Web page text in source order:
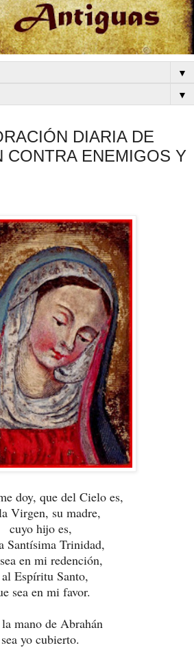
▼
▼
DIARIA DE
CONTRA ENEMIGOS Y
doy, que del Cielo es,
Virgen, su madre,
cuyo hijo es,
Santísima Trinidad,
en mi redención,
Espíritu Santo,
sea en mi favor.
mano de Abrahán
sea yo cubierto.